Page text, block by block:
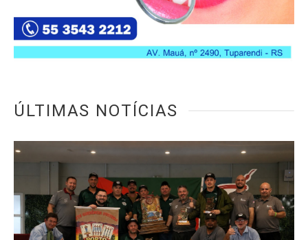
ÚLTIMAS NOTÍCIAS